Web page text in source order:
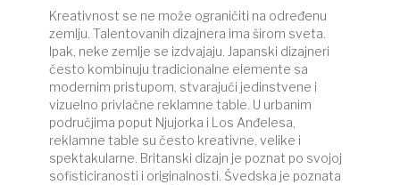
Kreativnost se ne može ograničiti na određenu
zemlju. Talentovanih dizajnera ima širom sveta.
Ipak, neke zemlje se izdvajaju. Japanski dizajneri
često kombinuju tradicionalne elemente sa
modernim pristupom, stvarajući jedinstvene i
vizuelno privlačne reklamne table. U urbanim
područjima poput Njujorka i Los Anđelesa,
reklamne table su često kreativne, velike i
spektakularne. Britanski dizajn je poznat po svojoj
sofisticiranosti i originalnosti. Švedska je poznata